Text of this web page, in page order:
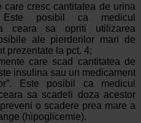
care cresc cantitatea de urina
Este posibil ca medicul
ceara sa opriti utilizarea
ale pierderilor mari de
prezentate la pct. 4;
care scad cantitatea de
insulina sau un medicament
Este posibil ca medicul
sa scadeti doza acestor
o scadere prea mare a
(hipoglicemie).